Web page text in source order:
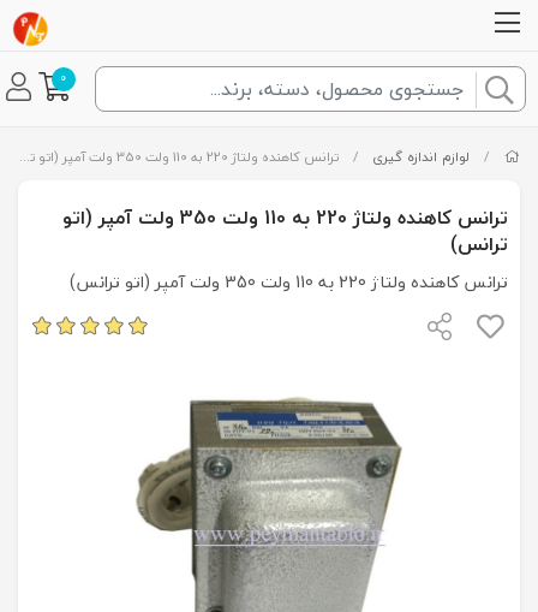
0
/ لوازم اندازه گیری / ترانس کاهنده ولتاژ 220 به 110 ولت 350 ولت آمپر (اتو ترانس)
ترانس کاهنده ولتاژ 220 به 110 ولت 350 ولت آمپر (اتو
ترانس)
ترانس کاهنده ولتاژ 220 به 110 ولت 350 ولت آمپر (اتو ترانس)